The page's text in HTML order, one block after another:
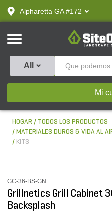
text.skipToContent
text.skipToNavigation
Alpharetta GA #172
SiteOne
All
Mi
HOGAR
TODOS LOS PRODUCTOS
MATERIALES DUROS & VIDA AL
KITS
GC-36-BS-GN
Grillnetics Grill Cabinet
Backsplash